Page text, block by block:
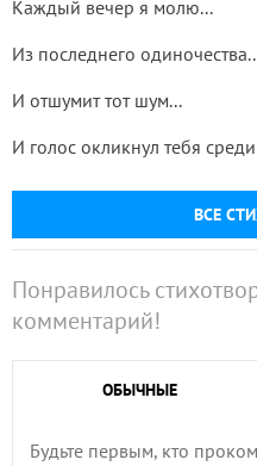
ВСЕ
Каждый вечер я молю...
Из последнего
И отшумит тот шум...
И голос окликнул тебя
Понравилось
комментарий!
ОБЫЧНЫЕ
Будьте первым, кто